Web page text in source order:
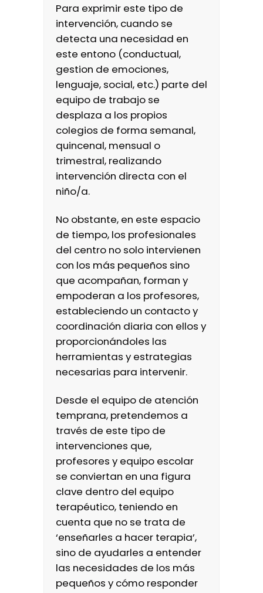
Para exprimir este tipo de
intervención, cuando se
detecta una necesidad en
este entono (conductual,
gestion de emociones,
lenguaje, social, etc.) parte del
equipo de trabajo se
desplaza a los propios
colegios de forma semanal,
quincenal, mensual o
trimestral, realizando
intervención directa con el
niño/a.
No obstante, en este espacio
de tiempo, los profesionales
del centro no solo intervienen
con los más pequeños sino
que acompañan, forman y
empoderan a los profesores,
estableciendo un contacto y
coordinación diaria con ellos y
proporcionándoles las
herramientas y estrategias
necesarias para intervenir.
Desde el equipo de atención
temprana, pretendemos a
través de este tipo de
intervenciones que,
profesores y equipo escolar
se conviertan en una figura
clave dentro del equipo
terapéutico, teniendo en
cuenta que no se trata de
‘enseñarles a hacer terapia’,
sino de ayudarles a entender
las necesidades de los más
pequeños y cómo responder